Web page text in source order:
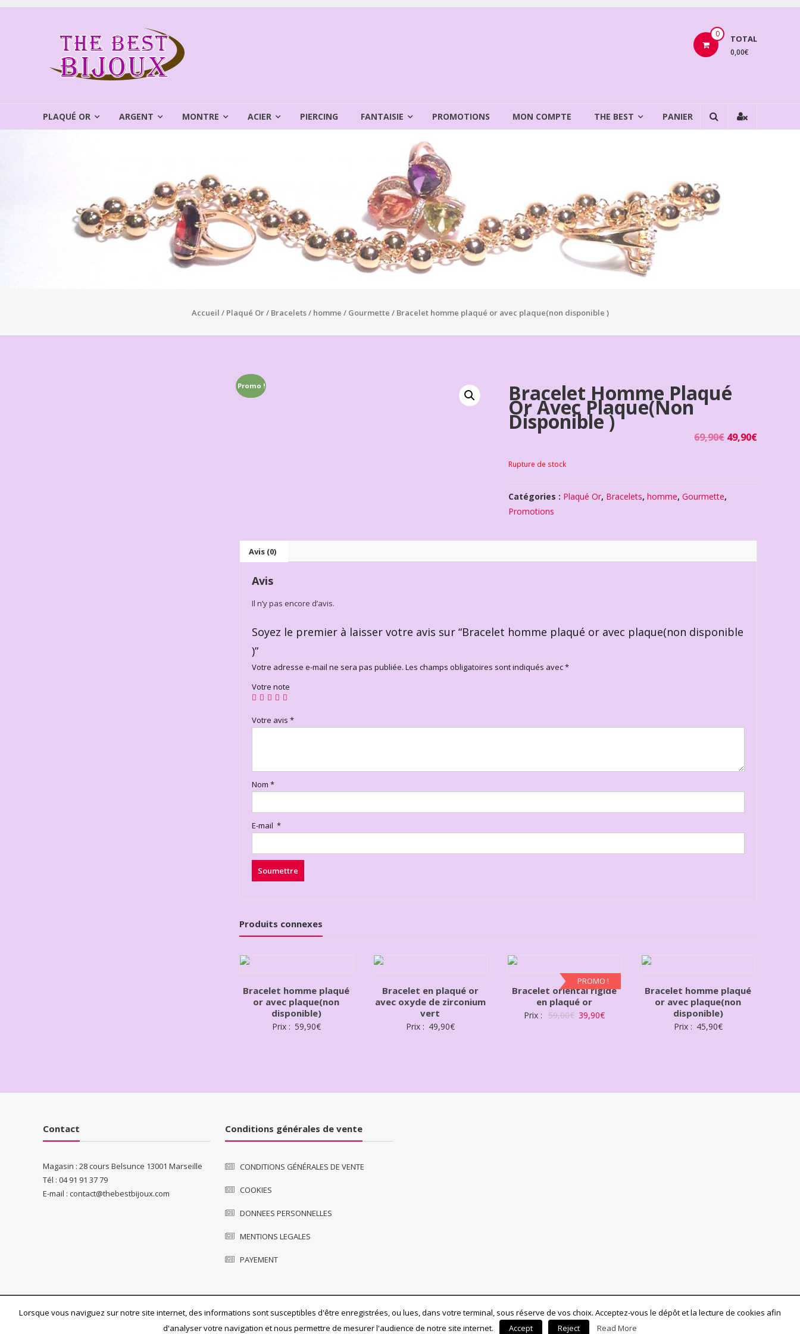
Aller
THEBEST
BIJOUX
VENTE
0 TOTAL
0,00€
PLAQUÉ OR ARGENT MONTRE ACIER PIERCING FANTAISIE PROMOTIONS MON COMPTE THE BEST PANIER
Accueil / Plaqué Or/ Bracelets/ homme / Gourmette / Bracelet homme plaqué or avec plaque(non disponible )
Promo ! Bracelet Homme Plaqué
Or Avec Plaque(non
Disponible )
69,90€ 49,90€
Rupture de stock
Catégories : Plaqué Or, Bracelets,homme,Gourmette,
Promotions
Avis (0)
Avis
Il n’y pas encore d’avis.
Soyez le premier à laisser votre avis sur “Bracelet homme plaqué or avec plaque(non disponible
)”
Votre adresse e-mail ne sera pas publiée. Les champs obligatoires sont indiqués avec*
Votre note
Votre avis *
Nom *
E-mail *
Produits connexes
Bracelet homme plaqué
or avec plaque(non
disponible)
Prix : 59,90€
Bracelet en plaqué or
avec oxyde de zirconium
vert
Prix : 49,90€
PROMO !
Bracelet oriental rigide
en plaqué or
Prix : 59,00€ 39,90€
Bracelet homme plaqué
or avec plaque(non
disponible)
Prix : 45,90€
Contact
Magasin : 28 cours Belsunce 13001 Marseille
Tél : 04 91 91 37 79
E-mail : contact@thebestbijoux.com
Conditions générales de vente
CONDITIONS GÉNÉRALES DE VENTE
COOKIES
DONNEES PERSONNELLES
MENTIONS LEGALES
PAYEMENT
Lorsque vous naviguez sur notre site internet, des informations sont susceptibles d'être enregistrées, ou lues, dans votre terminal, sous réserve de vos choix. Acceptez-vous le dépôt et la lecture de cookies afin
d'analyser votre navigation et nous permettre de mesurer l'audience de notre site internet.
Accept Reject Read More